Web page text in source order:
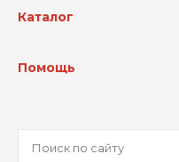
Каталог
Помощь